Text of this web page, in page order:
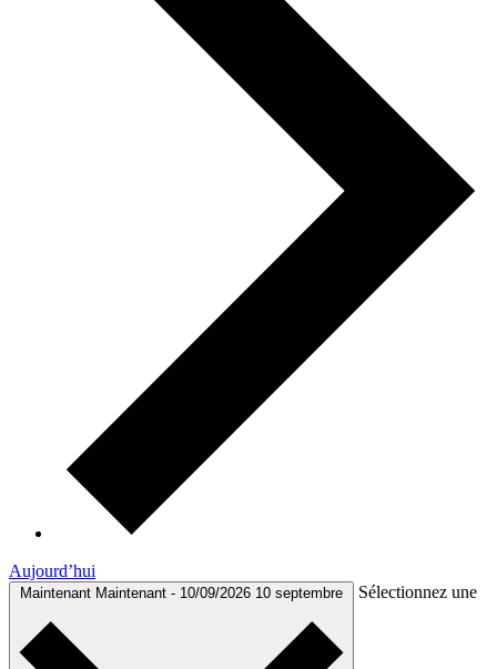
Aujourd’hui
Maintenant Maintenant - 10/09/2026 10 septembre Sélectionnez une